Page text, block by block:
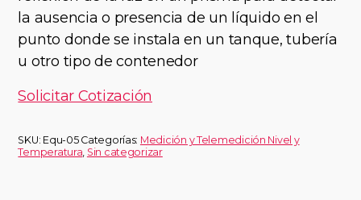
la ausencia o presencia de un líquido en el
punto donde se instala en un tanque, tubería
u otro tipo de contenedor
Solicitar Cotización
SKU: Equ-05 Categorías: Medición y Telemedición Nivel y
Temperatura, Sin categorizar